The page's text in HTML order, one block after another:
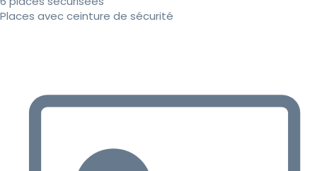
Places avec ceinture de sécurité